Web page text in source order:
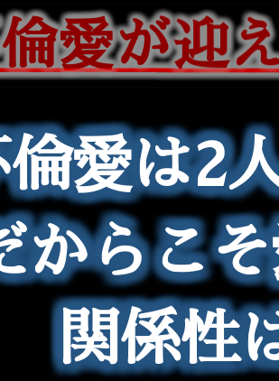
愛が迎
愛が迎
愛は2
からこ
関係性